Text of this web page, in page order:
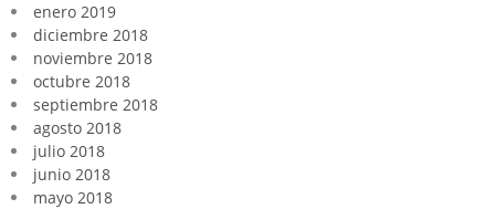
enero 2019
diciembre 2018
noviembre 2018
octubre 2018
septiembre 2018
agosto 2018
julio 2018
junio 2018
mayo 2018